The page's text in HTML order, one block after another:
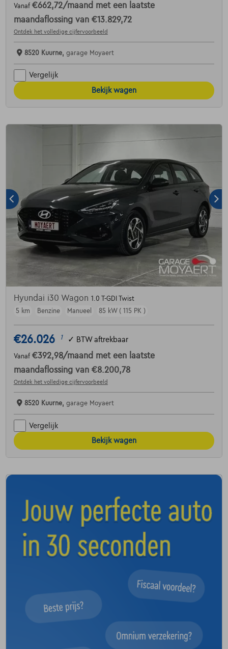
Vanaf €662,72/maand met een laatste
maandaflossing van €13.829,72
Ontdek het volledige cijfervoorbeeld
8520 Kuurne, garage Moyaert
Vergelijk
Bekijk wagen
Hyundai i30 Wagon 1.0 T-GDI Twist
5 km
Benzine Manueel 85 kW ( 115 PK )
€26.026 1 ✓ BTW aftrekbaar
Vanaf €392,98/maand met een laatste
maandaflossing van €8.200,78
Ontdek het volledige cijfervoorbeeld
8520 Kuurne, garage Moyaert
Vergelijk
Bekijk wagen